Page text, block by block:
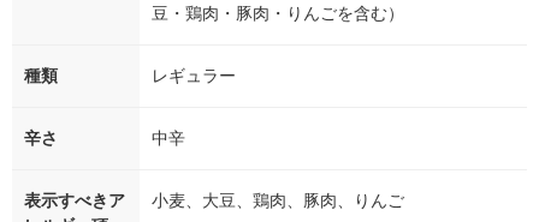
豆・鶏肉・豚肉・りんごを含む）
種類 レギュラー
辛さ 中辛
表示すべきア
小麦、大豆、鶏肉、豚肉、りんご